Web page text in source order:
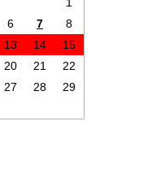
6 7
8
13 14
15
20 21
22
27 28
29